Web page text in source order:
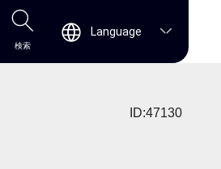
検索
Language
ID:47130